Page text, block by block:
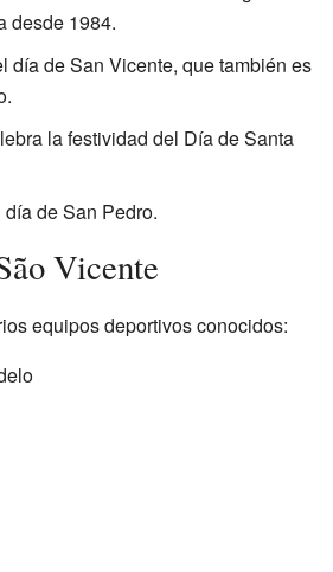
desde 1984.
día de San Vicente, que también es
la festividad del Día de Santa
de San Pedro.
Vicente
equipos deportivos conocidos: